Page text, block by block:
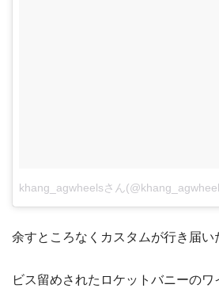
khang_agwheelsさん
余すところなくカスタムが行き届い
ビス留めされたロケットバニーの